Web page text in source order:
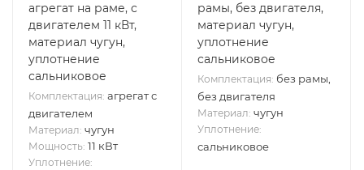
агрегат на раме, с
двигателем 11 кВт,
материал чугун,
уплотнение
сальниковое
Комплектация: агрегат с
двигателем
Материал: чугун
Мощность: 11 кВт
Уплотнение:
рамы, без двигателя,
материал чугун,
уплотнение
сальниковое
Комплектация: без рамы,
без двигателя
Материал: чугун
Уплотнение:
сальниковое